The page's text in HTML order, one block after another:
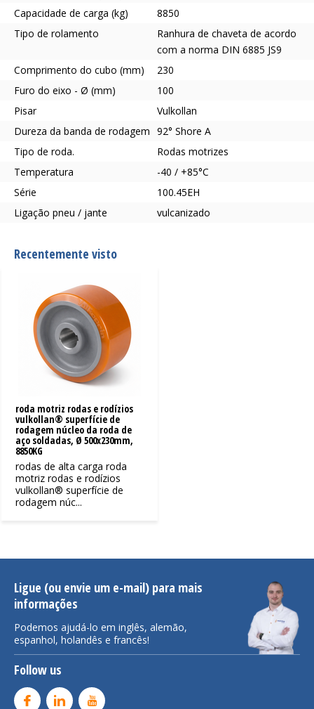
Capacidade de carga (kg)
8850
Tipo de rolamento
Ranhura de chaveta de acordo
com a norma DIN 6885 JS9
Comprimento do cubo (mm)
230
Furo do eixo - Ø (mm)
100
Pisar
Vulkollan
Dureza da banda de rodagem 92° Shore A
Tipo de roda.
Rodas motrizes
Temperatura
-40 / +85°C
Série
100.45EH
Ligação pneu / jante
vulcanizado
Recentemente visto
roda motriz rodas e rodízios
vulkollan® superfície de
rodagem núcleo da roda de
aço soldadas, Ø 500x230mm,
8850KG
rodas de alta carga roda
motriz rodas e rodízios
vulkollan® superfície de
rodagem núc...
Ligue (ou envie um e-mail) para mais
informações
Podemos ajudá-lo em inglês, alemão,
espanhol, holandês e francês!
Follow us